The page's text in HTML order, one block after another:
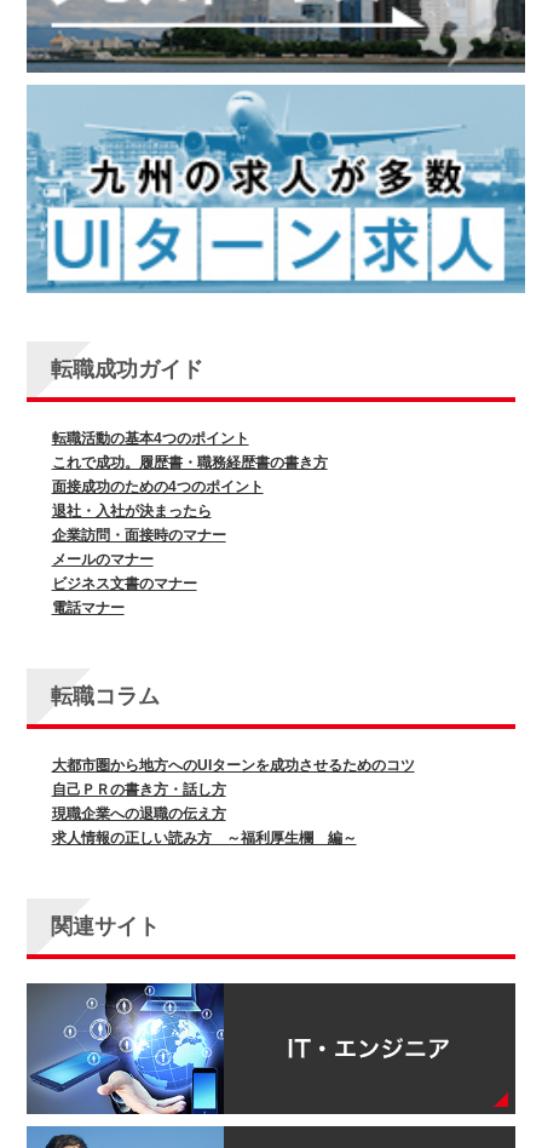
転職成功ガイド
転職活動の基本4つのポイント
これで成功。履歴書・職務経歴書の書き方
面接成功のための4つのポイント
退社・入社が決まったら
企業訪問・面接時のマナー
メールのマナー
ビジネス文書のマナー
電話マナー
転職コラム
大都市圏から地方へのUIターンを成功させるためのコツ
自己ＰＲの書き方・話し方
現職企業への退職の伝え方
求人情報の正しい読み方 ～福利厚生欄 編～
関連サイト